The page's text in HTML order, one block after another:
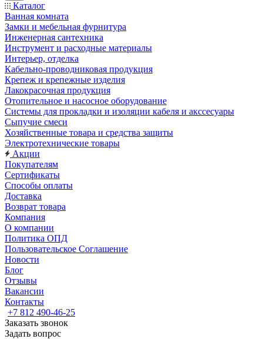
Каталог
Ванная комната
Замки и мебельная фурнитура
Инженерная сантехника
Инструмент и расходные материалы
Интерьер, отделка
Кабельно-проводниковая продукция
Крепеж и крепежные изделия
Лакокрасочная продукция
Отопительное и насосное оборудование
Системы для прокладки и изоляции кабеля и акссесуары
Сыпучие смеси
Хозяйственные товара и средства защиты
Электротехнические товары
Акции
Покупателям
Сертификаты
Способы оплаты
Доставка
Возврат товара
Компания
О компании
Политика ОПД
Пользовательское Соглашение
Новости
Блог
Отзывы
Вакансии
Контакты
+7 812 490-46-25
Заказать звонок
Задать вопрос